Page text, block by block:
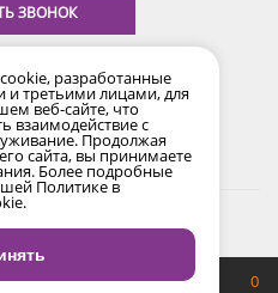
ЗВОНОК
(MSK+2)
Информация сайта
авторских правах.
сайта
0
разработанные
третьими лицами, для
веб-сайте, что
взаимодействие с
Продолжая
сайта, вы принимаете
Более подробные
Политике в
.